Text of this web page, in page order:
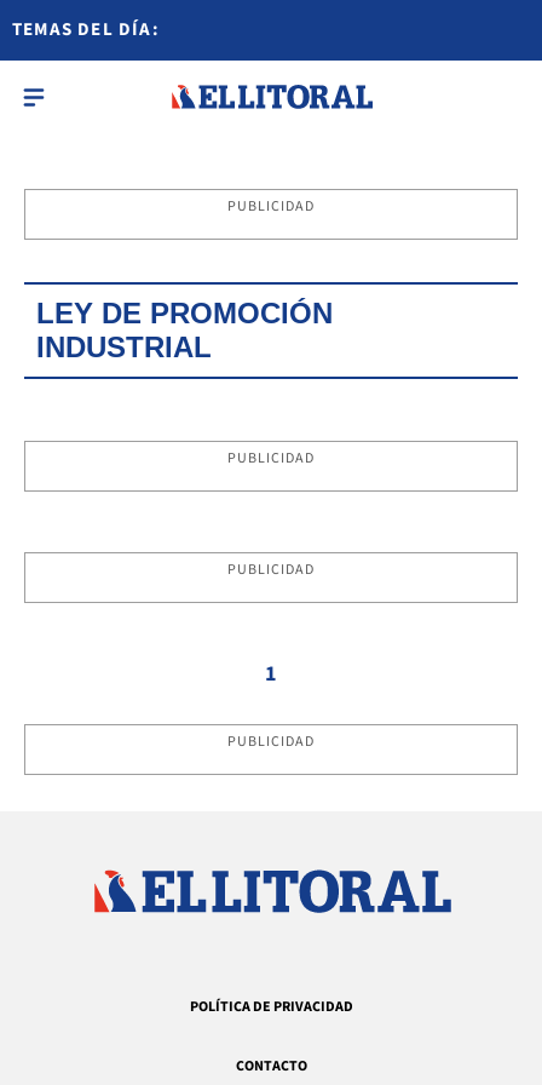
TEMAS DEL DÍA:
PUBLICIDAD
LEY DE PROMOCIÓN
INDUSTRIAL
PUBLICIDAD
PUBLICIDAD
1
PUBLICIDAD
POLÍTICA DE PRIVACIDAD
CONTACTO